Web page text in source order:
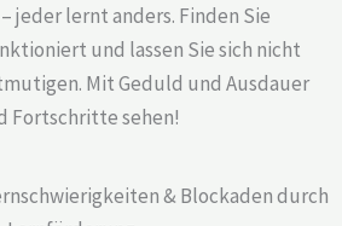
jeder lernt anders. Finden Sie
und lassen Sie sich nicht
Mit Geduld und Ausdauer
Fortschritte sehen!